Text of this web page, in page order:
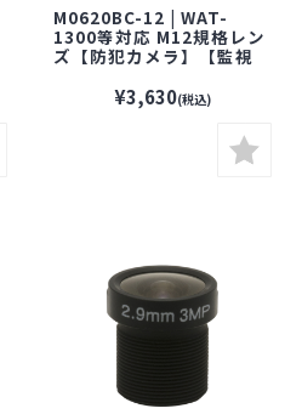
M0620BC-12 | WAT-
1300等対応 M12規格レン
ズ【防犯カメラ】【監視
カメラ】【小型カメラ】
【WATEC】【ワテック】
¥3,630(税込)